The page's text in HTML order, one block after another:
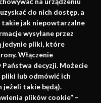
do nich dostęp, a
takie jak niepowtarzalne
wysyłane przez
jedynie pliki, które
Włączenie
decyzji. Możecie
lub odmówić ich
jeżeli takie będą).
plików cookie” –